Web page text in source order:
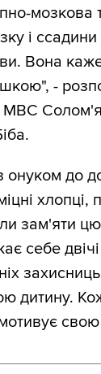
мозкова
і
Вона
-
МВС
до
хлопці,
зам'яти
себе
дитину.
свою